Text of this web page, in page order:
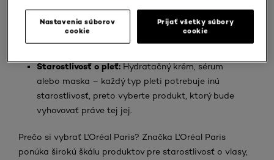
Dekoratívna kozmetika:
Rúž, maskara alebo
paleta očných tieňov – vyberte produkt, ktorý
bežne používa alebo by ho rada vyskúšala.
Starostlivosť o pleť: Hydratačný krém, sérum
alebo maska – každý typ pleti potrebuje inú
starostlivosť, preto vyberte produkt, ktorý bude
vyhovovať práve tej jej.
Prečo si vybrať L'Oréal Paris? Značka L'Oréal Paris
ponúka širokú škálu produktov pre starostlivosť o vlasy,
Nastavenia súborov
cookie
Prijať všetky súbory
cookie